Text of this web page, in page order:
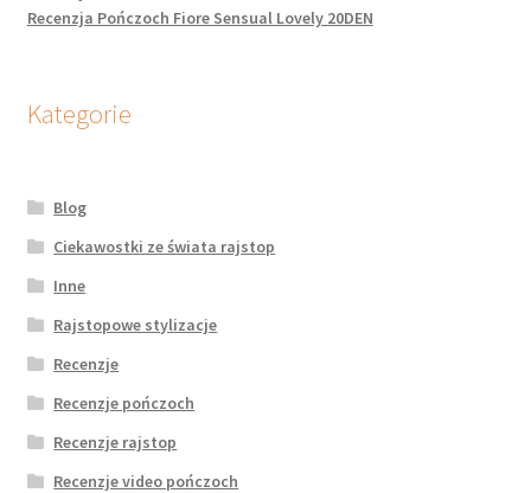
potomne
Recenzja Pończoch Fiore Sensual Lovely 20DEN
Kategorie
Blog
Ciekawostki ze świata rajstop
Inne
Rajstopowe stylizacje
Recenzje
Recenzje pończoch
Recenzje rajstop
Recenzje video pończoch